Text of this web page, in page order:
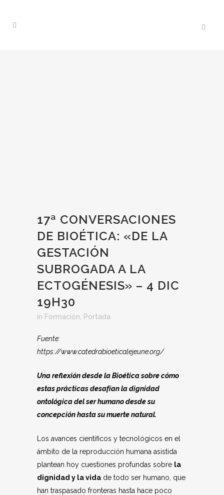
17ª CONVERSACIONES
DE BIOÉTICA: «DE LA
GESTACIÓN
SUBROGADA A LA
ECTOGÉNESIS» – 4 DIC
19H30
in Formación Portada
Fuente:
https://www.catedrabioeticalejeune.org/
Una reflexión desde la Bioética sobre cómo
estas prácticas desafían la dignidad
ontológica del ser humano desde su
concepción hasta su muerte natural.
Los avances científicos y tecnológicos en el
ámbito de la reproducción humana asistida
plantean hoy cuestiones profundas sobre la
dignidad y la vida de todo ser humano, que
han traspasado fronteras hasta hace poco